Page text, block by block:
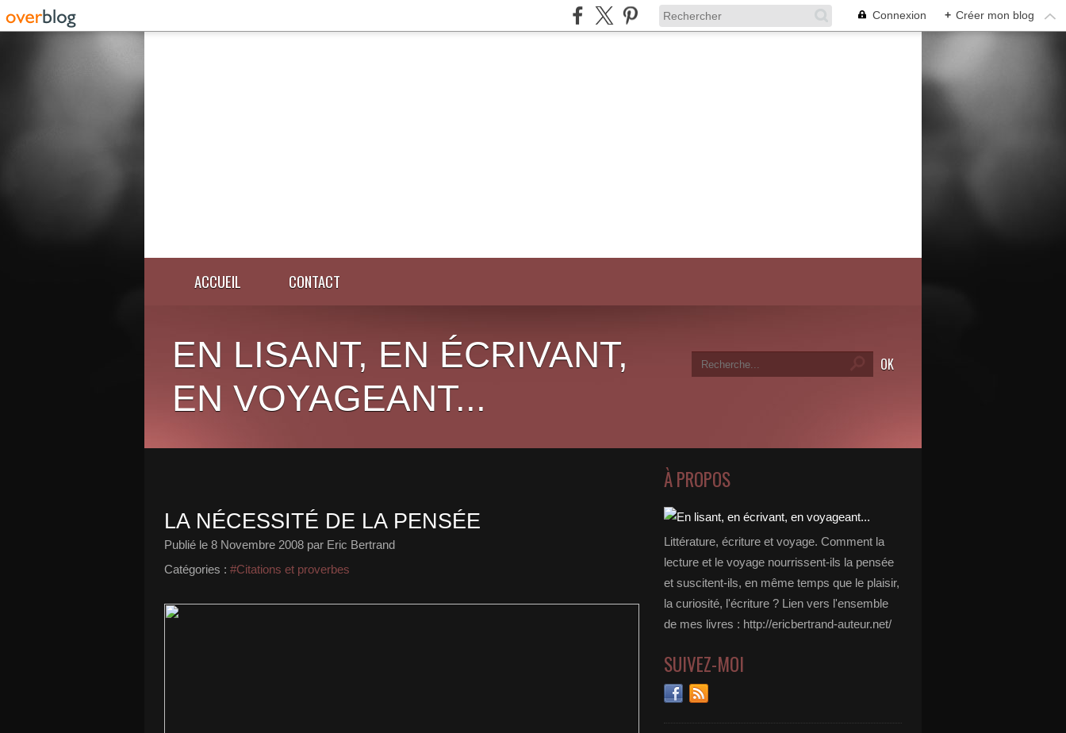
Connexion + Créer mon blog
ACCUEIL CONTACT
EN LISANT, EN ÉCRIVANT,
EN VOYAGEANT...
LA NÉCESSITÉ DE LA PENSÉE
Publié le 8 Novembre 2008 par Eric Bertrand
Catégories : #Citations et proverbes
À PROPOS
Littérature, écriture et voyage. Comment la
lecture et le voyage nourrissent-ils la pensée
et suscitent-ils, en même temps que le plaisir,
la curiosité, l'écriture ? Lien vers l'ensemble
de mes livres : http://ericbertrand-auteur.net/
SUIVEZ-MOI